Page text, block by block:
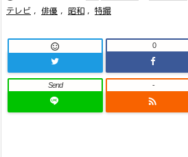
テレビ , 俳優 , 昭和 , 特撮
 0
Send

-